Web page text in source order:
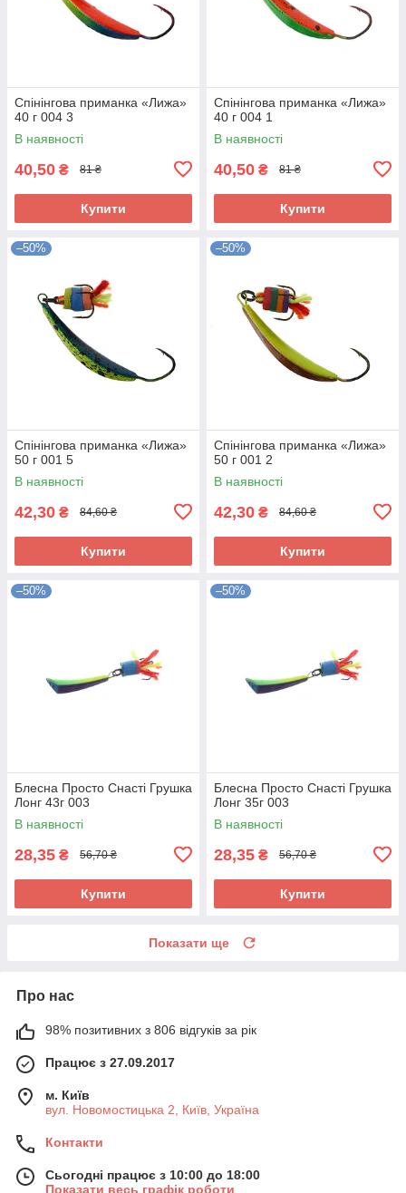
Спінінгова приманка «Лижа»
40 г 004 3
В наявності
40,50 ₴ 81 ₴
Купити
Спінінгова приманка «Лижа»
40 г 004 1
В наявності
40,50 ₴ 81 ₴
Купити
–50%
Спінінгова приманка «Лижа»
50 г 001 5
В наявності
42,30 ₴ 84,60 ₴
Купити
–50%
Спінінгова приманка «Лижа»
50 г 001 2
В наявності
42,30 ₴ 84,60 ₴
Купити
–50%
Блесна Просто Снасті Грушка
Лонг 43г 003
В наявності
28,35 ₴ 56,70 ₴
Купити
–50%
Блесна Просто Снасті Грушка
Лонг 35г 003
В наявності
28,35 ₴ 56,70 ₴
Купити
Показати ще
Про нас
98% позитивних з 806 відгуків за рік
Працює з 27.09.2017
м. Київ
вул. Новомостицька 2, Київ, Україна
Контакти
Сьогодні працює з 10:00 до 18:00
Показати весь графік роботи